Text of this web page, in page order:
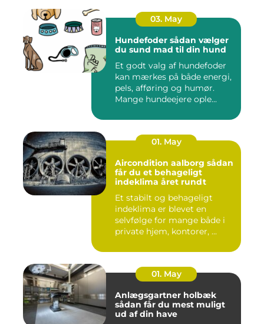
03. May
Hundefoder sådan vælger
du sund mad til din hund
Et godt valg af hundefoder
kan mærkes på både energi,
pels, afføring og humør.
Mange hundeejere ople...
01. May
Aircondition aalborg sådan
får du et behageligt
indeklima året rundt
Et stabilt og behageligt
indeklima er blevet en
selvfølge for mange både i
private hjem, kontorer, ...
01. May
Anlægsgartner holbæk
sådan får du mest muligt
ud af din have